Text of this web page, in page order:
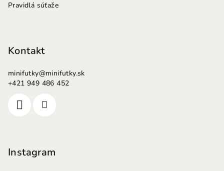
Pravidlá súťaže
Kontakt
minifutky@minifutky.sk
+421 949 486 452
Instagram